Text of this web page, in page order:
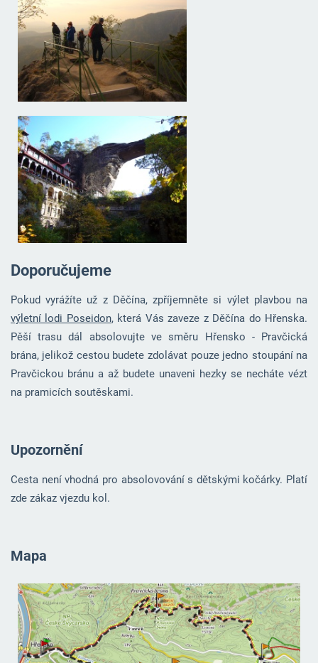
Doporučujeme
Pokud vyrážíte už z Děčína, zpříjemněte si výlet plavbou na
výletní lodi Poseidon, která Vás zaveze z Děčína do Hřenska.
Pěší trasu dál absolovujte ve směru Hřensko - Pravčická
brána, jelikož cestou budete zdolávat pouze jedno stoupání na
Pravčickou bránu a až budete unaveni hezky se necháte vézt
na pramicích soutěskami.
Upozornění
Cesta není vhodná pro absolovování s dětskými kočárky. Platí
zde zákaz vjezdu kol.
Mapa